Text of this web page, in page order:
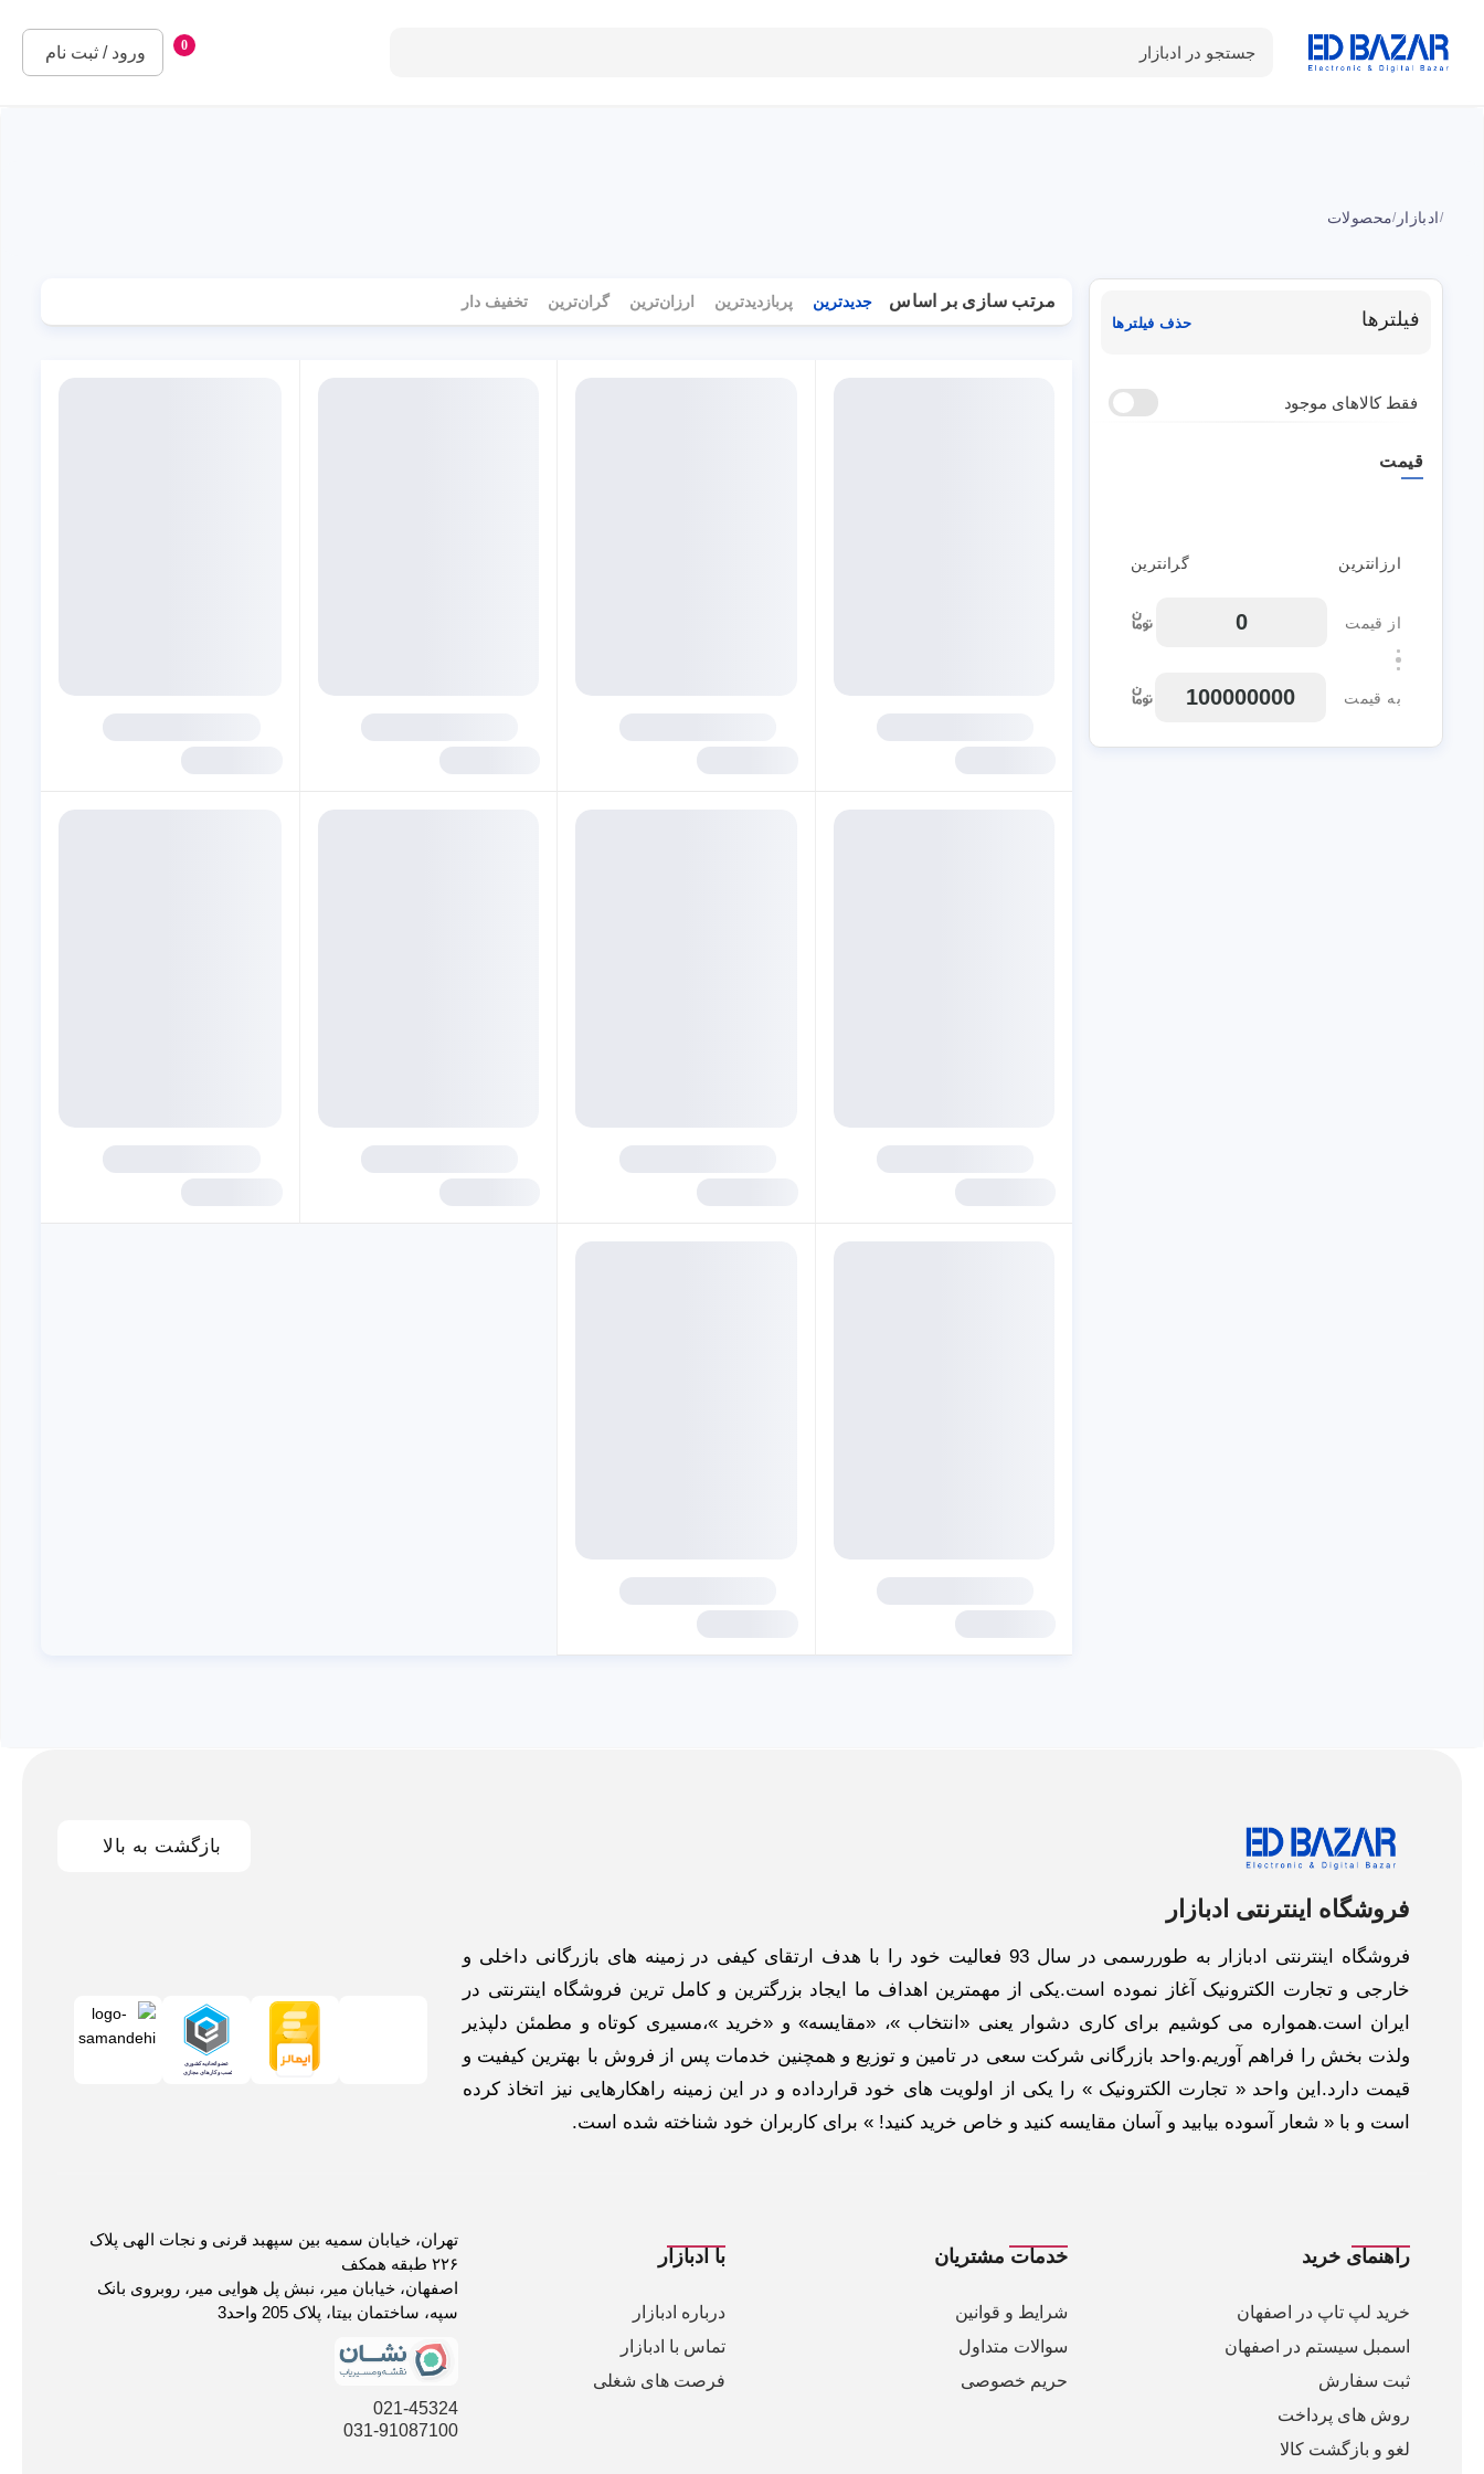
جستجو در ادبازار 0
ورود / ثبت نام
دسته بندی محصولات
/ادبازار /محصولات
فیلترها حذف فیلترها
فقط کالاهای موجود
قیمت
ارزانترین گرانترین
از قیمت
به قیمت
مرتب سازی بر اساس جدیدترین پربازدیدترین ارزان‌ترین گران‌ترین تخفیف دار
بازگشت به بالا
فروشگاه اینترنتی ادبازار
فروشگاه اینترنتی ادبازار به طوررسمی در سال 93 فعالیت خود را با هدف ارتقای کیفی در زمینه های بازرگانی داخلی و
خارجی و تجارت الکترونیک آغاز نموده است.یکی از مهمترین اهداف ما ایجاد بزرگترین و کامل ترین فروشگاه اینترنتی در
ایران است.همواره می کوشیم برای کاری دشوار یعنی «انتخاب »، «مقایسه» و «خرید »،مسیری کوتاه و مطمئن دلپذیر
ولذت بخش را فراهم آوریم.واحد بازرگانی شرکت سعی در تامین و توزیع و همچنین خدمات پس از فروش با بهترین کیفیت و
قیمت دارد.این واحد « تجارت الکترونیک » را یکی از اولویت های خود قرارداده و در این زمینه راهکارهایی نیز اتخاذ کرده
است و با « شعار آسوده بیابید و آسان مقایسه کنید و خاص خرید کنید! » برای کاربران خود شناخته شده است.
راهنمای خرید
خرید لپ تاپ در اصفهان
اسمبل سیستم در اصفهان
ثبت سفارش
روش های پرداخت
لغو و بازگشت کالا
خدمات مشتریان
شرایط و قوانین
سوالات متداول
حریم خصوصی
با ادبازار
درباره ادبازار
تماس با ادبازار
فرصت های شغلی
تهران، خیابان سمیه بین سپهبد قرنی و نجات الهی پلاک
۲۲۶ طبقه همکف
اصفهان، خیابان میر، نبش پل هوایی میر، روبروی بانک
سپه، ساختمان بیتا، پلاک 205 واحد3
021-45324
031-91087100